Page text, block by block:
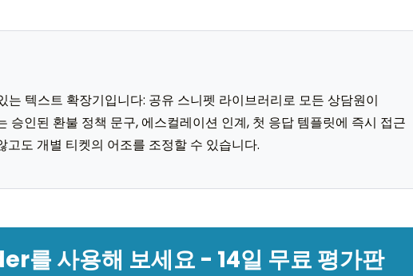
텍스트 확장기입니다: 공유 스니펫 라이브러리로 모든 상담원이
인된 환불 정책 문구, 에스컬레이션 인계, 첫 응답 템플릿에 즉시 접근
도 개별 티켓의 어조를 조정할 수 있습니다.
를 사용해 보세요 - 14일 무료 평가판